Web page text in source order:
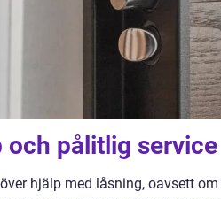
och pålitlig service
hjälp med låsning, oavsett